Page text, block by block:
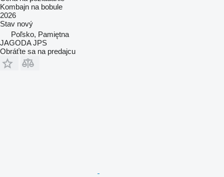
Kombajn na bobule
2026
Stav nový
Poľsko, Pamiętna
JAGODA JPS
Obráťte sa na predajcu